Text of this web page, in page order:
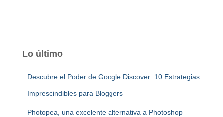
Lo último
Descubre el Poder de Google Discover: 10 Estrategias
Imprescindibles para Bloggers
Photopea, una excelente alternativa a Photoshop